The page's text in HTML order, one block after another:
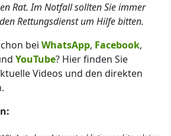
Rat. Im Notfall sollten Sie immer
Rettungsdienst um Hilfe bitten.
bei WhatsApp, Facebook,
YouTube? Hier finden Sie
Videos und den direkten